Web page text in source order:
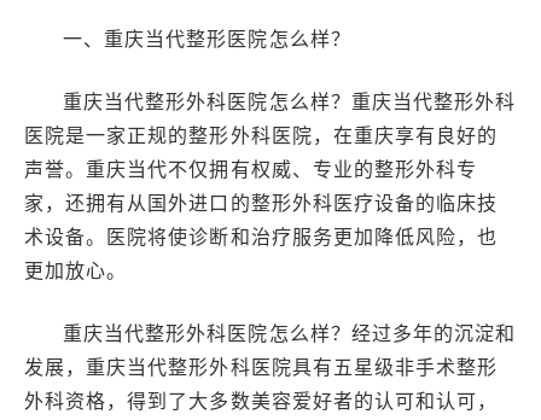
一、重庆当代整形医院怎么样？
重庆当代整形外科医院怎么样？重庆当代整形外科
医院是一家正规的整形外科医院，在重庆享有良好的
声誉。重庆当代不仅拥有权威、专业的整形外科专
家，还拥有从国外进口的整形外科医疗设备的临床技
术设备。医院将使诊断和治疗服务更加降低风险，也
更加放心。
重庆当代整形外科医院怎么样？经过多年的沉淀和
发展，重庆当代整形外科医院具有五星级非手术整形
外科资格，得到了大多数美容爱好者的认可和认可，